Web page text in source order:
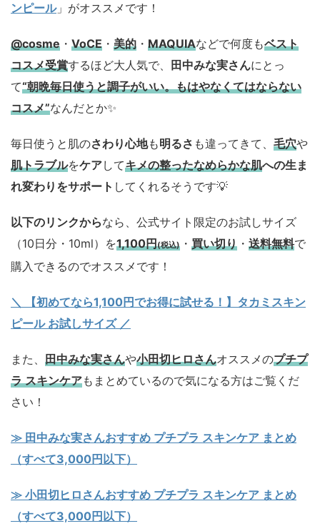
ンピール」がオススメです！
@cosme ・ VoCE ・ 美的 ・ MAQUIAなどで何度もベスト
コスメ受賞するほど大人気で、 田中みな実さんにとっ
て“朝晩毎日使うと調子がいい。もはやなくてはならない
コスメ”なんだとか✨
毎日使うと肌のさわり心地も明るさ も違ってきて、 毛穴や
肌トラブルをケアしてキメの整ったなめらかな肌への生ま
れ変わりをサポート してくれるそうです💡
以下のリンクからなら、公式サイト限定のお試しサイズ
（10日分・10ml）を1,100円(税込) ・ 買い切り ・ 送料無料で
購入できるのでオススメです！
＼ 【初めてなら1,100円でお得に試せる！】タカミスキン
ピール お試しサイズ／
また、 田中みな実さんや小田切ヒロさんオススメのプチプ
ラ スキンケアもまとめているので気になる方はご覧くだ
さい！
≫ 田中みな実さんおすすめ プチプラ スキンケア まとめ
（すべて3,000円以下）
≫ 小田切ヒロさんおすすめ プチプラ スキンケア まとめ
（すべて3,000円以下）